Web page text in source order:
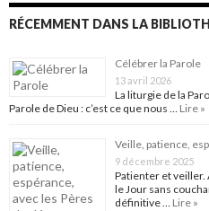
RÉCEMMENT DANS LA
Célébrer la Parole
13 avril 2026
La liturgie de la
Parole de Dieu : c’est ce que nous … Lire »
Veille, patience,
9 décembre 2025
Patienter et veiller.
le Jour sans
définitive … Lire »